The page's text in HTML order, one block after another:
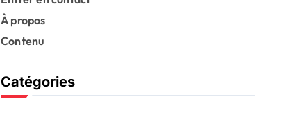
À propos
Contenu
Catégories